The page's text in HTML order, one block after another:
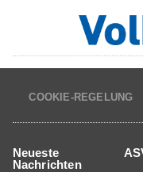
COOKIE-REGELUNG
Neueste
Nachrichten